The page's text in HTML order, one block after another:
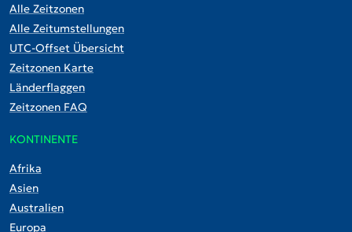
Alle Zeitzonen
Alle Zeitumstellungen
UTC-Offset Übersicht
Zeitzonen Karte
Länderflaggen
Zeitzonen FAQ
KONTINENTE
Afrika
Asien
Australien
Europa